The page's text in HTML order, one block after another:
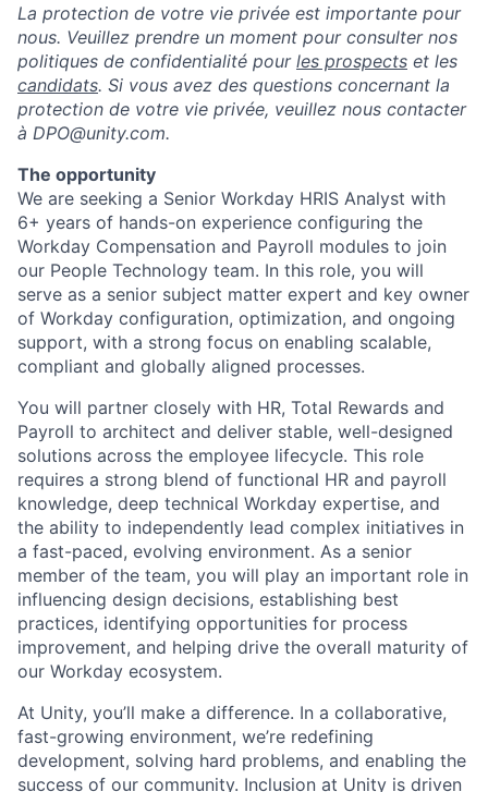
La protection de votre vie privée est importante pour
nous. Veuillez prendre un moment pour consulter nos
politiques de confidentialité pour les prospects et les
candidats. Si vous avez des questions concernant la
protection de votre vie privée, veuillez nous contacter
à DPO@unity.com.
The opportunity
We are seeking a Senior Workday HRIS Analyst with
6+ years of hands-on experience configuring the
Workday Compensation and Payroll modules to join
our People Technology team. In this role, you will
serve as a senior subject matter expert and key owner
of Workday configuration, optimization, and ongoing
support, with a strong focus on enabling scalable,
compliant and globally aligned processes.
You will partner closely with HR, Total Rewards and
Payroll to architect and deliver stable, well-designed
solutions across the employee lifecycle. This role
requires a strong blend of functional HR and payroll
knowledge, deep technical Workday expertise, and
the ability to independently lead complex initiatives in
a fast-paced, evolving environment. As a senior
member of the team, you will play an important role in
influencing design decisions, establishing best
practices, identifying opportunities for process
improvement, and helping drive the overall maturity of
our Workday ecosystem.
At Unity, you’ll make a difference. In a collaborative,
fast-growing environment, we’re redefining
development, solving hard problems, and enabling the
success of our community. Inclusion at Unity is driven